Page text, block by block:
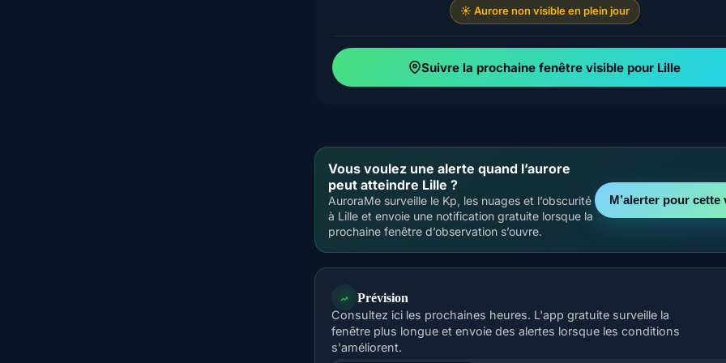
☀️ Aurore non visible en plein jour
Suivre la prochaine fenêtre visible pour Lille
Vous voulez une alerte quand l’aurore
peut atteindre Lille ?
AuroraMe surveille le Kp, les nuages et l’obscurité
à Lille et envoie une notification gratuite lorsque la
prochaine fenêtre d’observation s’ouvre.
M’alerter pour cette
Prévision
Consultez ici les prochaines heures. L'app gratuite surveille la
fenêtre plus longue et envoie des alertes lorsque les conditions
s'améliorent.